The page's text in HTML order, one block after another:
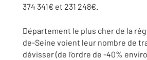
374 341€ et 231 248€.
Département le plus cher de la
de-Seine voient leur nombre de
dévisser (de l’ordre de -40%